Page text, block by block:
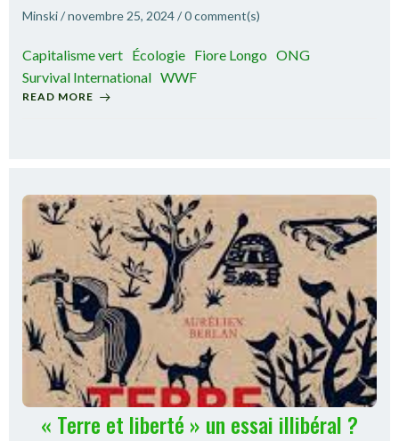
Minski/novembre 25, 2024/0comment(s)
Capitalisme vert Écologie Fiore Longo ONG
Survival International WWF
READ MORE
« Terre et liberté » un essai illibéral ?